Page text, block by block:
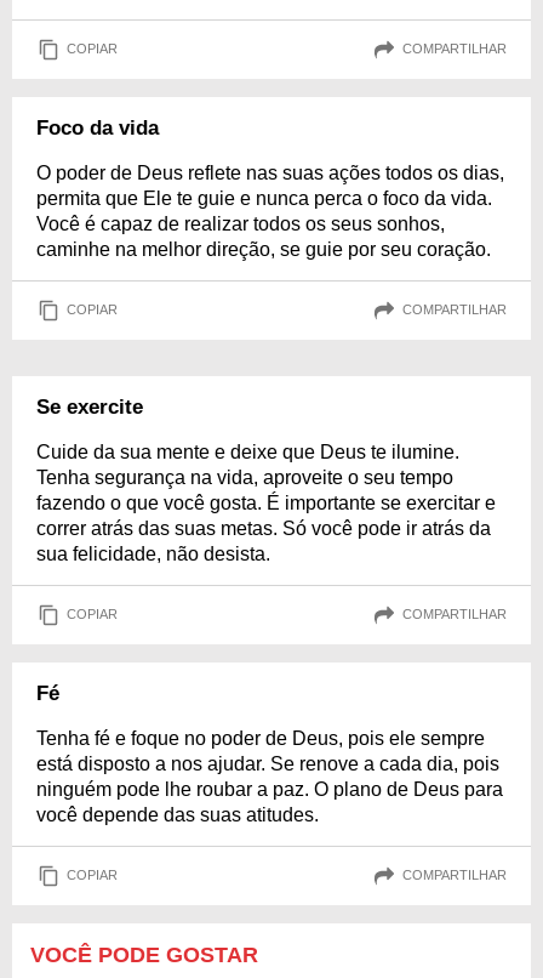
COPIAR COMPARTILHAR
Foco da vida
O poder de Deus reflete nas suas ações todos os dias,
permita que Ele te guie e nunca perca o foco da vida.
Você é capaz de realizar todos os seus sonhos,
caminhe na melhor direção, se guie por seu coração.
COPIAR COMPARTILHAR
Se exercite
Cuide da sua mente e deixe que Deus te ilumine.
Tenha segurança na vida, aproveite o seu tempo
fazendo o que você gosta. É importante se exercitar e
correr atrás das suas metas. Só você pode ir atrás da
sua felicidade, não desista.
COPIAR COMPARTILHAR
Fé
Tenha fé e foque no poder de Deus, pois ele sempre
está disposto a nos ajudar. Se renove a cada dia, pois
ninguém pode lhe roubar a paz. O plano de Deus para
você depende das suas atitudes.
COPIAR COMPARTILHAR
VOCÊ PODE GOSTAR